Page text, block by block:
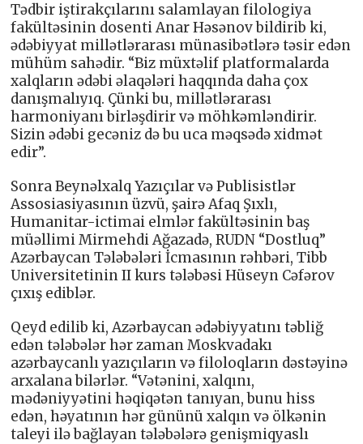
Tədbir iştirakçılarını salamlayan filologiya
fakültəsinin dosenti Anar Həsənov bildirib ki,
ədəbiyyat millətlərarası münasibətlərə təsir edən
mühüm sahədir. “Biz müxtəlif platformalarda
xalqların ədəbi əlaqələri haqqında daha çox
danışmalıyıq. Çünki bu, millətlərarası
harmoniyanı birləşdirir və möhkəmləndirir.
Sizin ədəbi gecəniz də bu uca məqsədə xidmət
edir”.
Sonra Beynəlxalq Yazıçılar və Publisistlər
Assosiasiyasının üzvü, şairə Afaq Şıxlı,
Humanitar-ictimai elmlər fakültəsinin baş
müəllimi Mirmehdi Ağazadə, RUDN “Dostluq”
Azərbaycan Tələbələri İcmasının rəhbəri, Tibb
Universitetinin II kurs tələbəsi Hüseyn Cəfərov
çıxış ediblər.
Qeyd edilib ki, Azərbaycan ədəbiyyatını təbliğ
edən tələbələr hər zaman Moskvadakı
azərbaycanlı yazıçıların və filoloqların dəstəyinə
arxalana bilərlər. “Vətənini, xalqını,
mədəniyyətini həqiqətən tanıyan, bunu hiss
edən, həyatının hər gününü xalqın və ölkənin
taleyi ilə bağlayan tələbələrə genişmiqyaslı